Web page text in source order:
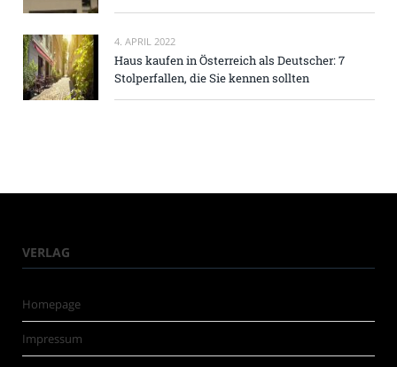
4. APRIL 2022
Haus kaufen in Österreich als Deutscher: 7
Stolperfallen, die Sie kennen sollten
VERLAG
Homepage
Impressum